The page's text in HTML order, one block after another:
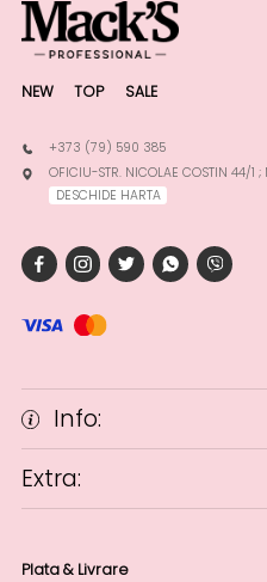
NEW TOP SALE
+373 (79) 590 385
OFICIU-STR. NICOLAE COSTIN 44/1
DESCHIDE HARTA
Info:
Extra:
Plata & Livrare